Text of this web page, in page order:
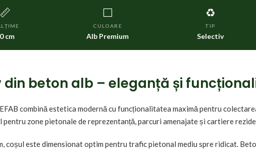
📏
cm
⬜
CULOARE
Alb Premium
♻️
TIP
Selectiv
din beton alb – eleganță și
combină estetica modernă cu funcționalitatea maximă pentru
zone pietonale de reprezentanță, parcuri amenajate și cartiere
coșul este dimensionat optim pentru trafic pietonal mediu spre ridicat.